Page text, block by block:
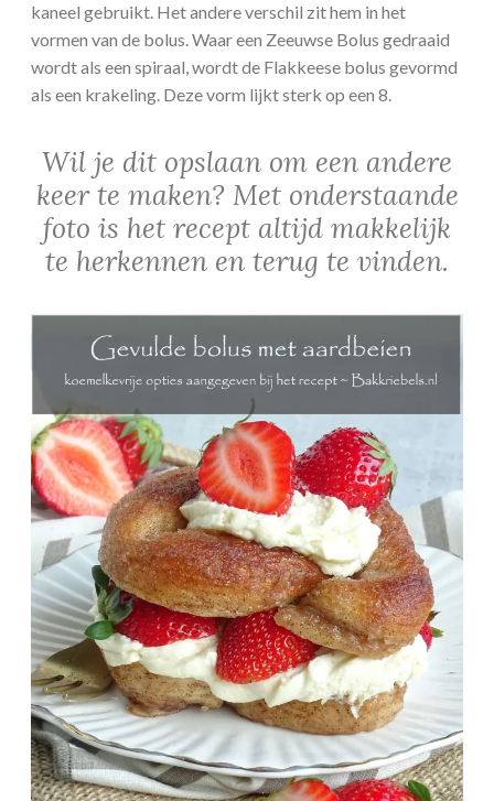
kaneel gebruikt. Het andere verschil zit hem in het
vormen van de bolus. Waar een Zeeuwse Bolus gedraaid
wordt als een spiraal, wordt de Flakkeese bolus gevormd
als een krakeling. Deze vorm lijkt sterk op een 8.
Wil je dit opslaan om een andere
keer te maken? Met onderstaande
foto is het recept altijd makkelijk
te herkennen en terug te vinden.